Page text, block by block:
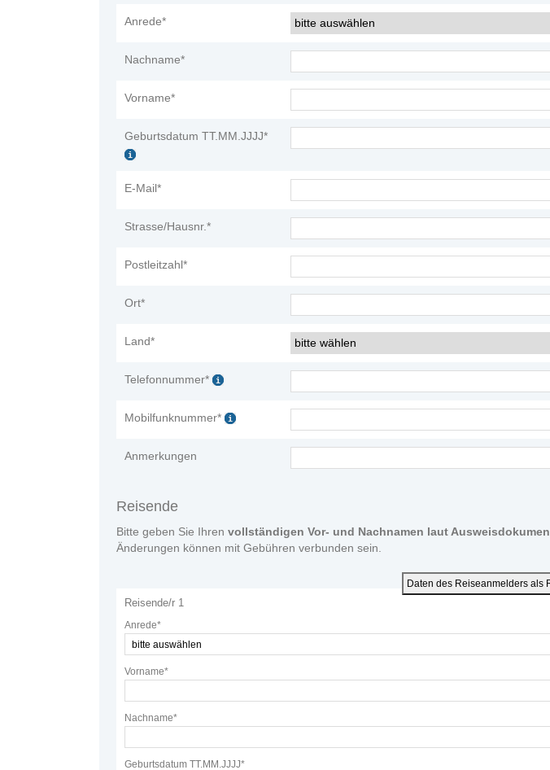
Anrede*
Nachname*
Vorname*
Geburtsdatum TT.MM.JJJJ*
E-Mail*
Strasse/Hausnr.*
Postleitzahl*
Ort*
Land*
Telefonnummer*
Mobilfunknummer*
Anmerkungen
Reisende
Bitte geben Sie Ihren vollständigen Vor- und Nachnamen laut
Änderungen können mit Gebühren verbunden sein.
Daten des Reiseanmelders als
Reisende/r 1
Anrede*
Vorname*
Nachname*
Geburtsdatum TT.MM.JJJJ*